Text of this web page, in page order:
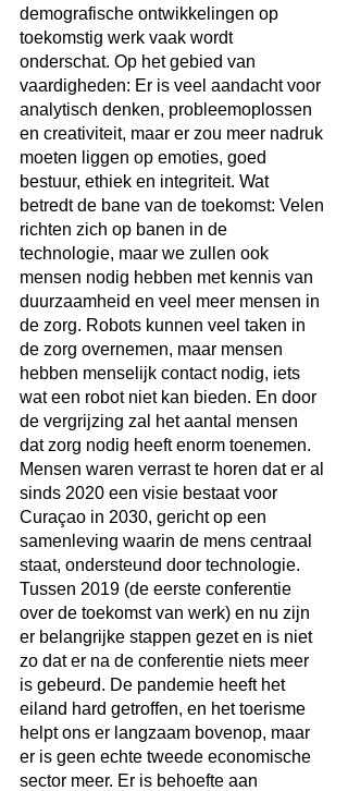
demografische ontwikkelingen op
toekomstig werk vaak wordt
onderschat. Op het gebied van
vaardigheden: Er is veel aandacht voor
analytisch denken, probleemoplossen
en creativiteit, maar er zou meer nadruk
moeten liggen op emoties, goed
bestuur, ethiek en integriteit. Wat
betredt de bane van de toekomst: Velen
richten zich op banen in de
technologie, maar we zullen ook
mensen nodig hebben met kennis van
duurzaamheid en veel meer mensen in
de zorg. Robots kunnen veel taken in
de zorg overnemen, maar mensen
hebben menselijk contact nodig, iets
wat een robot niet kan bieden. En door
de vergrijzing zal het aantal mensen
dat zorg nodig heeft enorm toenemen.
Mensen waren verrast te horen dat er al
sinds 2020 een visie bestaat voor
Curaçao in 2030, gericht op een
samenleving waarin de mens centraal
staat, ondersteund door technologie.
Tussen 2019 (de eerste conferentie
over de toekomst van werk) en nu zijn
er belangrijke stappen gezet en is niet
zo dat er na de conferentie niets meer
is gebeurd. De pandemie heeft het
eiland hard getroffen, en het toerisme
helpt ons er langzaam bovenop, maar
er is geen echte tweede economische
sector meer. Er is behoefte aan